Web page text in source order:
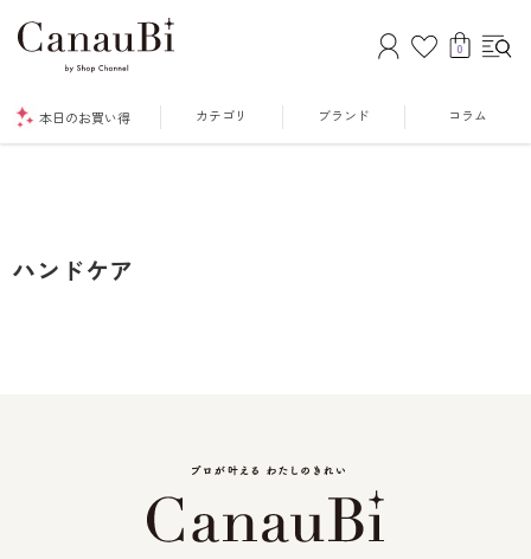
0
本日のお買い得 カテゴリ ブランド コラム
ハンドケア